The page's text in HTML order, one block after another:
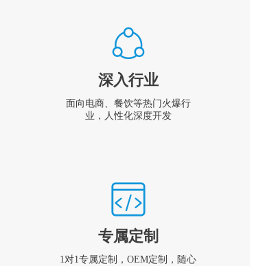
深入行业
面向电商、餐饮等热门火爆行
业，人性化深度开发
专属定制
1对1专属定制，OEM定制，随心